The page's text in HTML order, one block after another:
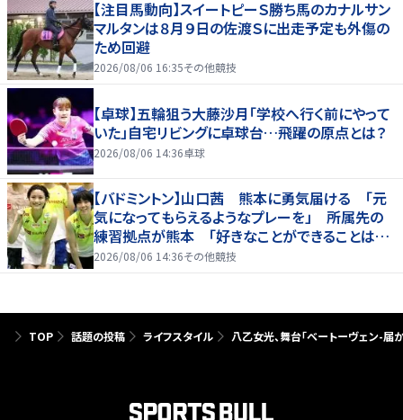
【注目馬動向】スイートピーＳ勝ち馬のカナルサン
マルタンは８月９日の佐渡Ｓに出走予定も外傷の
ため回避
2026/08/06 16:35その他競技
【卓球】五輪狙う大藤沙月「学校へ行く前にやって
いた」自宅リビングに卓球台…飛躍の原点とは？
2026/08/06 14:36卓球
【バドミントン】山口茜 熊本に勇気届ける 「元
気になってもらえるようなプレーを」 所属先の
練習拠点が熊本 「好きなことができることは当
たり前じゃない」
2026/08/06 14:36その他競技
TOP 話題の投稿 ライフスタイル 八乙女光、舞台「ベートーヴェン-届